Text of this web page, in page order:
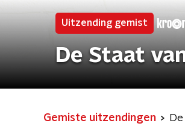
Uitzending gemist
De Staat
Gemiste uitzendingen